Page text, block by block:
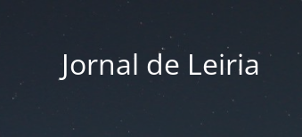
Jornal de Leiria